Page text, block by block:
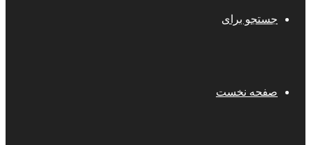
جستجو برای
صفحه نخست